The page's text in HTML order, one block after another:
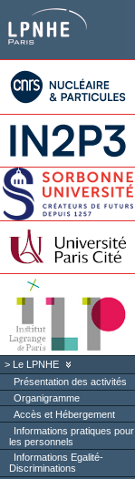
Le LPNHE
Présentation des activités
Organigramme
Accès et Hébergement
Informations pratiques pour
les personnels
Informations Egalité-
Discriminations